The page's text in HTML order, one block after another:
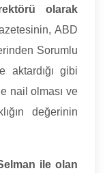
olarak
ABD
Sorumlu
aktardığı gibi
nail olması ve
değerinin
ile olan